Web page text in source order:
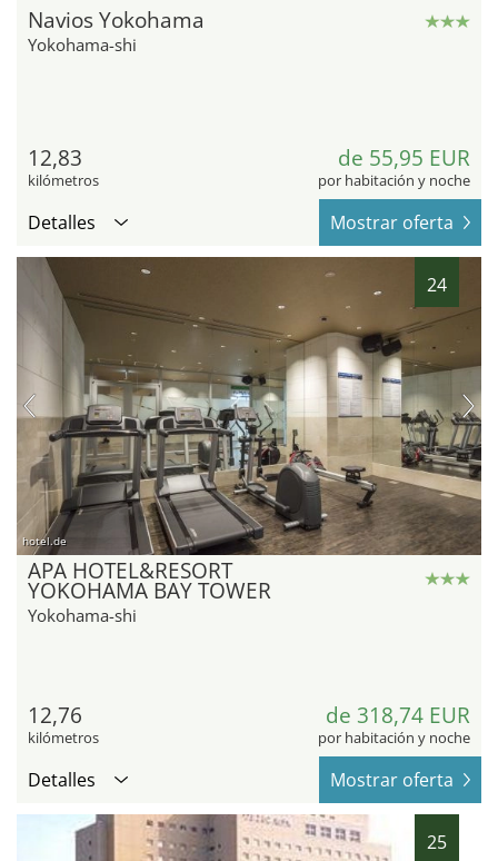
Navios Yokohama
Yokohama-shi
12,83
kilómetros
de 55,95 EUR
por habitación y noche
Detalles Mostrar oferta
24
hotel.de
APA HOTEL&RESORT
YOKOHAMA BAY TOWER
Yokohama-shi
12,76
kilómetros
de 318,74 EUR
por habitación y noche
Detalles Mostrar oferta
25